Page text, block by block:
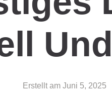
Erstellt am Juni 5, 2025